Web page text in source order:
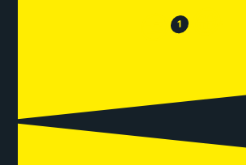
😒 1 😂